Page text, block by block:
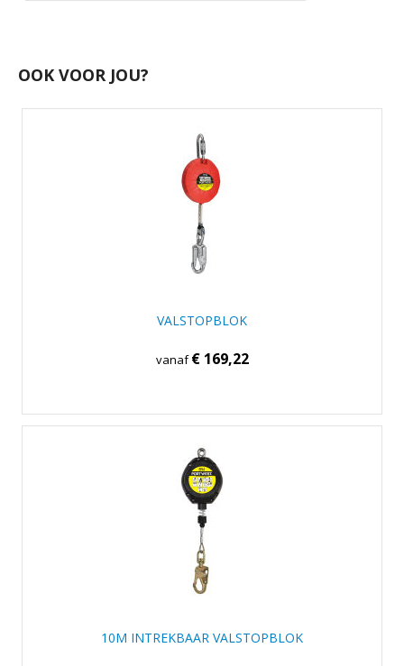
OOK VOOR JOU?
VALSTOPBLOK
vanaf€ 169,22
10M INTREKBAAR VALSTOPBLOK